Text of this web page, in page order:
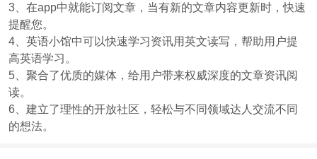
3、在app中就能订阅文章，当有新的文章内容更新时，快速
提醒您。
4、英语小馆中可以快速学习资讯用英文读写，帮助用户提
高英语学习。
5、聚合了优质的媒体，给用户带来权威深度的文章资讯阅
读。
6、建立了理性的开放社区，轻松与不同领域达人交流不同
的想法。